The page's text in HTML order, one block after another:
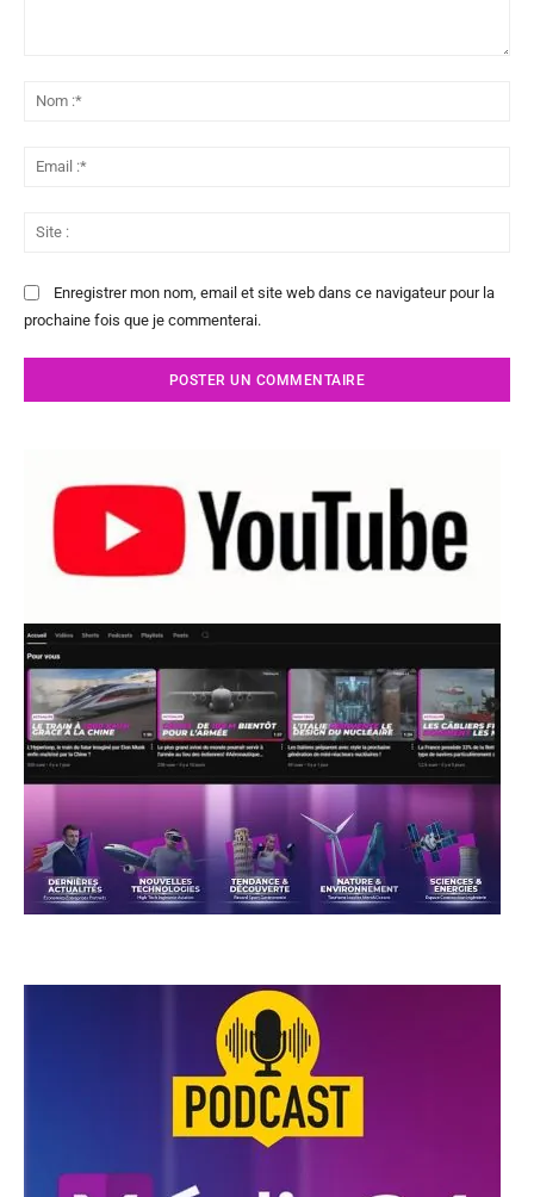
Enregistrer mon nom, email et site web dans ce navigateur pour la
prochaine fois que je commenterai.